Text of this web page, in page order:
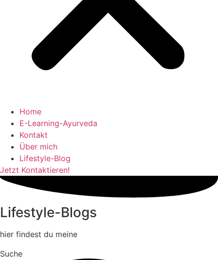
Home
E-Learning-Ayurveda
Kontakt
Über mich
Lifestyle-Blog
Jetzt Kontaktieren!
Lifestyle-Blogs
hier findest du meine
Suche